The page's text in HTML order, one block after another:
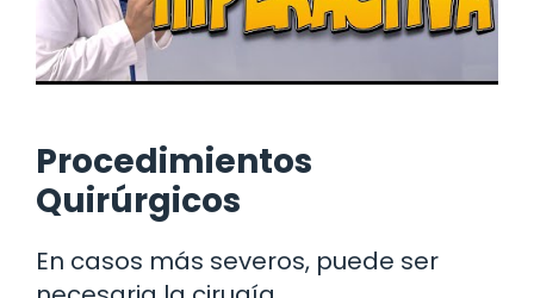
Procedimientos
Quirúrgicos
En casos más severos, puede ser